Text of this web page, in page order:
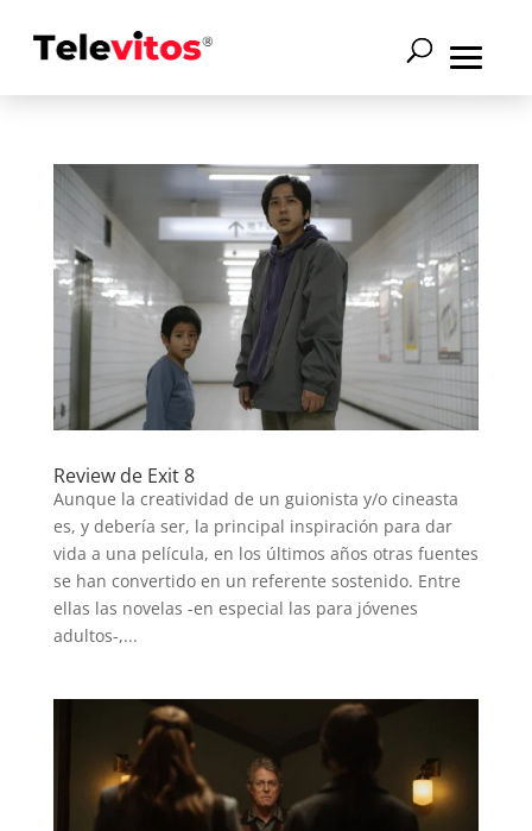
Review de Exit 8
Aunque la creatividad de un guionista y/o cineasta
es, y debería ser, la principal inspiración para dar
vida a una película, en los últimos años otras fuentes
se han convertido en un referente sostenido. Entre
ellas las novelas -en especial las para jóvenes
adultos-,...